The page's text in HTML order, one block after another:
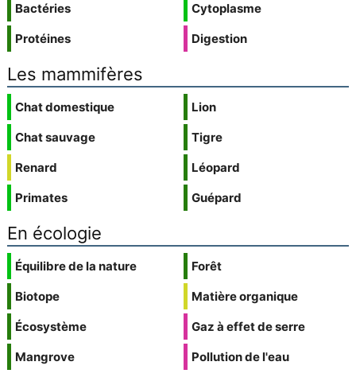
Bactéries
Protéines
Cytoplasme
Digestion
Les mammifères
Chat domestique
Chat sauvage
Renard
Primates
Lion
Tigre
Léopard
Guépard
En écologie
Équilibre de la nature
Biotope
Écosystème
Mangrove
Forêt
Matière organique
Gaz à effet de serre
Pollution de l'eau